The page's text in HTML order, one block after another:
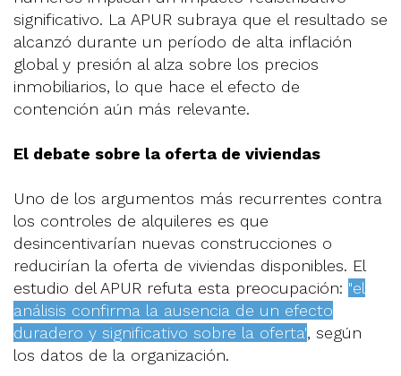
significativo. La APUR subraya que el resultado se
alcanzó durante un período de alta inflación
global y presión al alza sobre los precios
inmobiliarios, lo que hace el efecto de
contención aún más relevante.
El debate sobre la oferta de viviendas
Uno de los argumentos más recurrentes contra
los controles de alquileres es que
desincentivarían nuevas construcciones o
reducirían la oferta de viviendas disponibles. El
estudio del APUR refuta esta preocupación: "el
análisis confirma la ausencia de un efecto
duradero y significativo sobre la oferta", según
los datos de la organización.